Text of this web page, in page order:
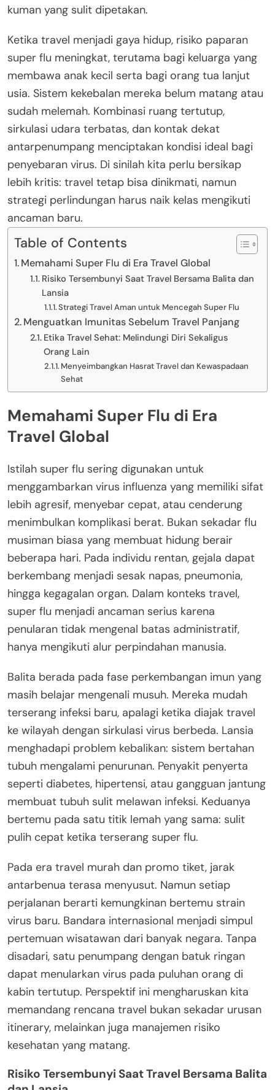
kuman yang sulit dipetakan.
Ketika travel menjadi gaya hidup, risiko paparan
super flu meningkat, terutama bagi keluarga yang
membawa anak kecil serta bagi orang tua lanjut
usia. Sistem kekebalan mereka belum matang atau
sudah melemah. Kombinasi ruang tertutup,
sirkulasi udara terbatas, dan kontak dekat
antarpenumpang menciptakan kondisi ideal bagi
penyebaran virus. Di sinilah kita perlu bersikap
lebih kritis: travel tetap bisa dinikmati, namun
strategi perlindungan harus naik kelas mengikuti
ancaman baru.
Table of Contents
Memahami Super Flu di Era Travel Global
Risiko Tersembunyi Saat Travel Bersama Balita dan
Lansia
Strategi Travel Aman untuk Mencegah Super Flu
Menguatkan Imunitas Sebelum Travel Panjang
Etika Travel Sehat: Melindungi Diri Sekaligus
Orang Lain
Menyeimbangkan Hasrat Travel dan Kewaspadaan
Sehat
Memahami Super Flu di Era
Travel Global
Istilah super flu sering digunakan untuk
menggambarkan virus influenza yang memiliki sifat
lebih agresif, menyebar cepat, atau cenderung
menimbulkan komplikasi berat. Bukan sekadar flu
musiman biasa yang membuat hidung berair
beberapa hari. Pada individu rentan, gejala dapat
berkembang menjadi sesak napas, pneumonia,
hingga kegagalan organ. Dalam konteks travel,
super flu menjadi ancaman serius karena
penularan tidak mengenal batas administratif,
hanya mengikuti alur perpindahan manusia.
Balita berada pada fase perkembangan imun yang
masih belajar mengenali musuh. Mereka mudah
terserang infeksi baru, apalagi ketika diajak travel
ke wilayah dengan sirkulasi virus berbeda. Lansia
menghadapi problem kebalikan: sistem bertahan
tubuh mengalami penurunan. Penyakit penyerta
seperti diabetes, hipertensi, atau gangguan jantung
membuat tubuh sulit melawan infeksi. Keduanya
bertemu pada satu titik lemah yang sama: sulit
pulih cepat ketika terserang super flu.
Pada era travel murah dan promo tiket, jarak
antarbenua terasa menyusut. Namun setiap
perjalanan berarti kemungkinan bertemu strain
virus baru. Bandara internasional menjadi simpul
pertemuan wisatawan dari banyak negara. Tanpa
disadari, satu penumpang dengan batuk ringan
dapat menularkan virus pada puluhan orang di
kabin tertutup. Perspektif ini mengharuskan kita
memandang rencana travel bukan sekadar urusan
itinerary, melainkan juga manajemen risiko
kesehatan yang matang.
Risiko Tersembunyi Saat Travel Bersama Balita